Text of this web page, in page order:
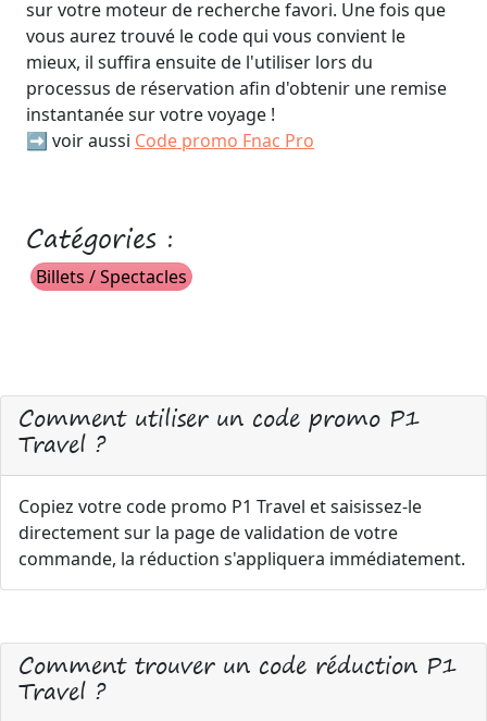
sur votre moteur de recherche favori. Une fois que
vous aurez trouvé le code qui vous convient le
mieux, il suffira ensuite de l'utiliser lors du
processus de réservation afin d'obtenir une remise
instantanée sur votre voyage !
➡️ voir aussi Code promo Fnac Pro
Catégories :
Billets / Spectacles
Comment utiliser un code promo P1
Travel ?
Copiez votre code promo P1 Travel et saisissez-le
directement sur la page de validation de votre
commande, la réduction s'appliquera immédiatement.
Comment trouver un code réduction P1
Travel ?